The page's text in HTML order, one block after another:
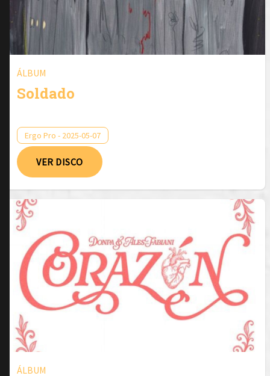
ÁLBUM
Soldado
Ergo Pro - 2025-05-07
VER DISCO
ÁLBUM